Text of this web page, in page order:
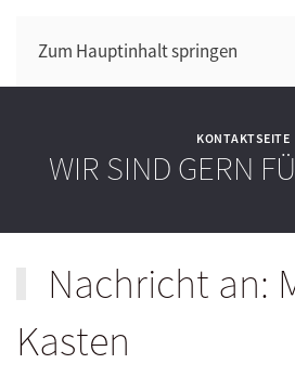
Zum Hauptinhalt springen
KONTAKTSEITE
WIR SIND GERN
Nachricht an:
Kasten